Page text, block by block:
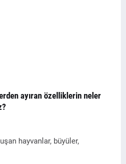
ayıran özelliklerin neler
hayvanlar, büyüler,